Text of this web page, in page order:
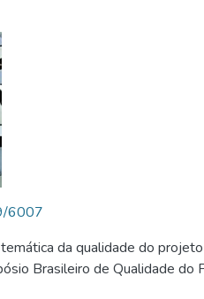
6007
da qualidade do
Brasileiro de Qualidade do